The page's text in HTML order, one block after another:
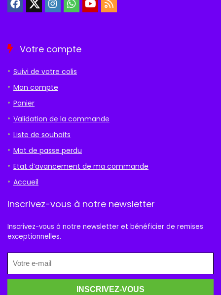
Votre compte
Suivi de votre colis
Mon compte
Panier
Validation de la commande
Liste de souhaits
Mot de passe perdu
Etat d’avancement de ma commande
Accueil
Inscrivez-vous à notre newsletter
Inscrivez-vous à notre newsletter et bénéficier de remises
exceptionnelles.